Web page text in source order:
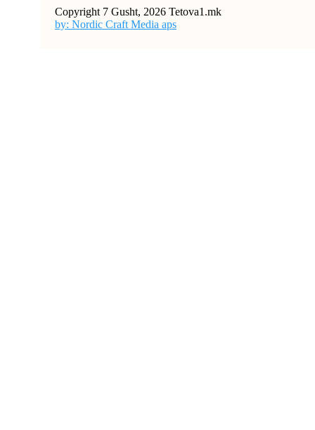
Copyright 7 Gusht, 2026 Tetova1.mk
by: Nordic Craft Media aps